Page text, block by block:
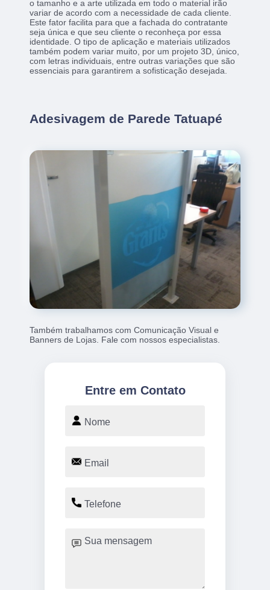
o tamanho e a arte utilizada em todo o material irão
variar de acordo com a necessidade de cada cliente.
Este fator facilita para que a fachada do contratante
seja única e que seu cliente o reconheça por essa
identidade. O tipo de aplicação e materiais utilizados
também podem variar muito, por um projeto 3D, único,
com letras individuais, entre outras variações que são
essenciais para garantirem a sofisticação desejada.
Adesivagem de Parede Tatuapé
Também trabalhamos com Comunicação Visual e
Banners de Lojas. Fale com nossos especialistas.
Entre em Contato